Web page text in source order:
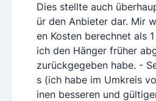
Dies stellte auch
ür den Anbieter dar. Mir
en Kosten berechnet als
ich den Hänger früher
zurückgegeben habe. -
s (ich habe im Umkreis
inen besseren und